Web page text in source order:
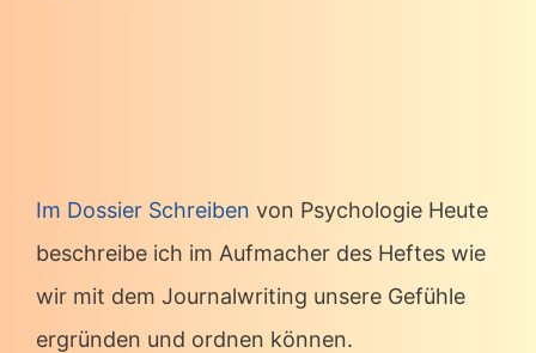
Im Dossier Schreiben von Psychologie Heute
beschreibe ich im Aufmacher des Heftes wie
wir mit dem Journalwriting unsere Gefühle
ergründen und ordnen können.